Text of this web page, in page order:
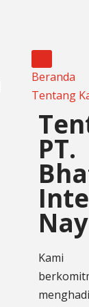
Beranda
Tentang
PT.
Kami